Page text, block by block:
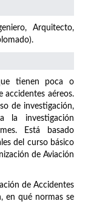
Arquitecto,
tienen poca o
accidentes aéreos.
de investigación,
la investigación
Está basado
del curso básico
de Aviación
de Accidentes
en qué normas se